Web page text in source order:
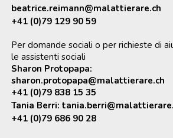
beatrice.reimann@malattierare.ch
+41 (0)79 129 90 59
Per domande sociali o per richieste di
le assistenti sociali
Sharon Protopapa:
sharon.protopapa@malattierare.ch
+41 (0)79 838 15 35
Tania Berri:
+41 (0)79 686 90 28